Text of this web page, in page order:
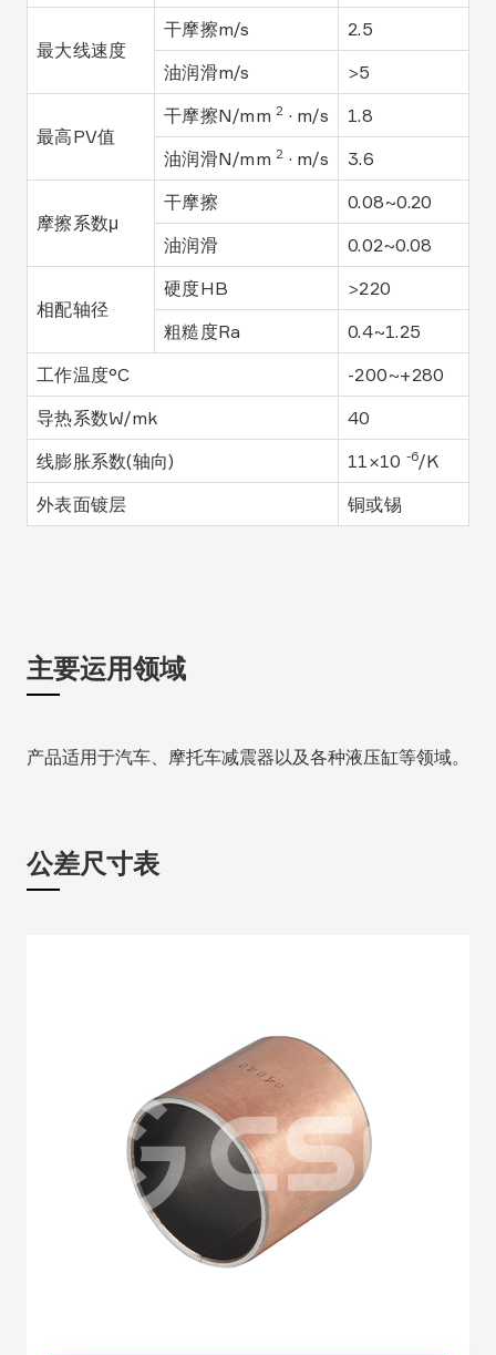
最大线速度
干摩擦m/s
2.5
油润滑m/s
>5
最高PV值
干摩擦N/mm 2 · m/s
1.8
油润滑N/mm 2 · m/s 3.6
摩擦系数μ
干摩擦
0.08~0.20
油润滑
0.02~0.08
相配轴径
硬度HB
>220
粗糙度Ra
0.4~1.25
工作温度°C
-200~+280
导热系数W/mk
40
线膨胀系数(轴向)
11×10 -6/K
外表面镀层
铜或锡
主要运用领域
产品适用于汽车、摩托车减震器以及各种液压缸等领域。
公差尺寸表